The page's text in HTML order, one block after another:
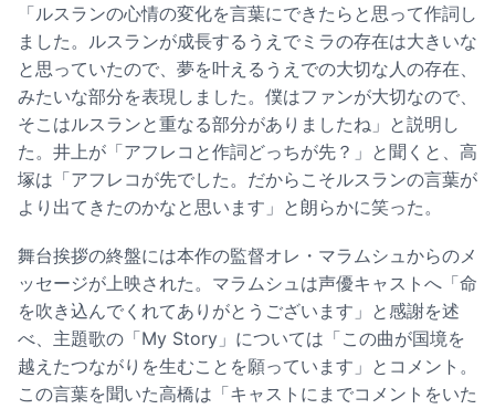
「ルスランの心情の変化を言葉にできたらと思って作詞し
ました。ルスランが成長するうえでミラの存在は大きいな
と思っていたので、夢を叶えるうえでの大切な人の存在、
みたいな部分を表現しました。僕はファンが大切なので、
そこはルスランと重なる部分がありましたね」と説明し
た。井上が「アフレコと作詞どっちが先？」と聞くと、高
塚は「アフレコが先でした。だからこそルスランの言葉が
より出てきたのかなと思います」と朗らかに笑った。
舞台挨拶の終盤には本作の監督オレ・マラムシュからのメ
ッセージが上映された。マラムシュは声優キャストへ「命
を吹き込んでくれてありがとうございます」と感謝を述
べ、主題歌の「My Story」については「この曲が国境を
越えたつながりを生むことを願っています」とコメント。
この言葉を聞いた高橋は「キャストにまでコメントをいた